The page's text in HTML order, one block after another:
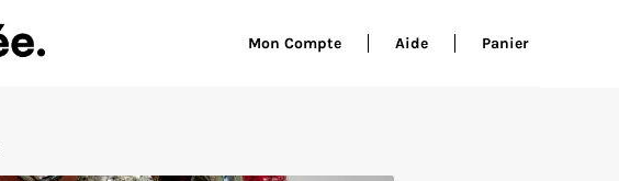
Mon Compte Aide Panier